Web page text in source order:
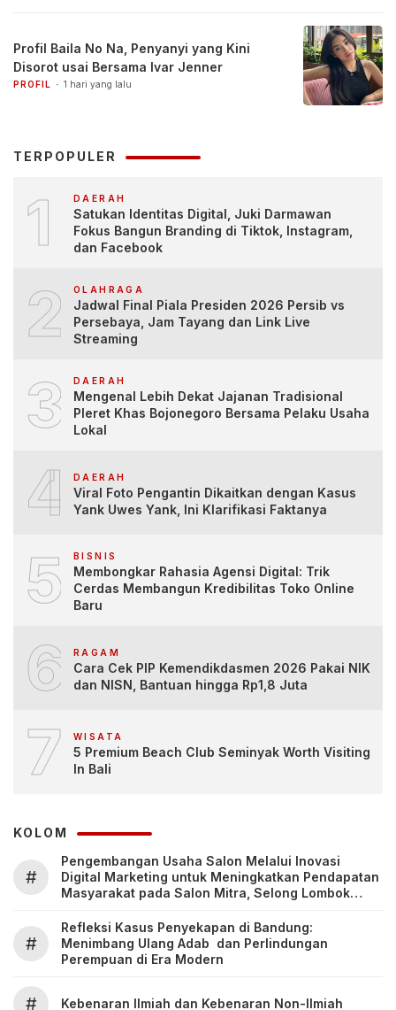
Profil Baila No Na, Penyanyi yang Kini
Disorot usai Bersama Ivar Jenner
PROFIL 1 hari yang lalu
TERPOPULER
1 DAERAH
Satukan Identitas Digital, Juki Darmawan
Fokus Bangun Branding di Tiktok, Instagram,
dan Facebook
2 OLAHRAGA
Jadwal Final Piala Presiden 2026 Persib vs
Persebaya, Jam Tayang dan Link Live
Streaming
3 DAERAH
Mengenal Lebih Dekat Jajanan Tradisional
Pleret Khas Bojonegoro Bersama Pelaku Usaha
Lokal
4 DAERAH
Viral Foto Pengantin Dikaitkan dengan Kasus
Yank Uwes Yank, Ini Klarifikasi Faktanya
5 BISNIS
Membongkar Rahasia Agensi Digital: Trik
Cerdas Membangun Kredibilitas Toko Online
Baru
6 RAGAM
Cara Cek PIP Kemendikdasmen 2026 Pakai NIK
dan NISN, Bantuan hingga Rp1,8 Juta
7 WISATA
5 Premium Beach Club Seminyak Worth Visiting
In Bali
KOLOM
#
Pengembangan Usaha Salon Melalui Inovasi
Digital Marketing untuk Meningkatkan Pendapatan
Masyarakat pada Salon Mitra, Selong Lombok
#
Refleksi Kasus Penyekapan di Bandung:
Menimbang Ulang Adab dan Perlindungan
Perempuan di Era Modern
# Kebenaran Ilmiah dan Kebenaran Non-Ilmiah